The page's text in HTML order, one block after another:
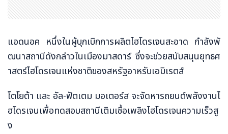
แอดนอค หนึ่งในผู้บุกเบิกการผลิตไฮโดรเจนสะอาด กำลังพั
ฒนาสถานีดังกล่าวในเมืองมาสดาร์ ซึ่งจะช่วยสนับสนุนยุทธศ
าสตร์ไฮโดรเจนแห่งชาติของสหรัฐอาหรับเอมิเรตส์
โตโยต้า และ อัล-ฟัตเตม มอเตอร์ส จะจัดหารถยนต์พลังงานไ
ฮโดรเจนเพื่อทดสอบสถานีเติมเชื้อเพลิงไฮโดรเจนความเร็วสู
ง